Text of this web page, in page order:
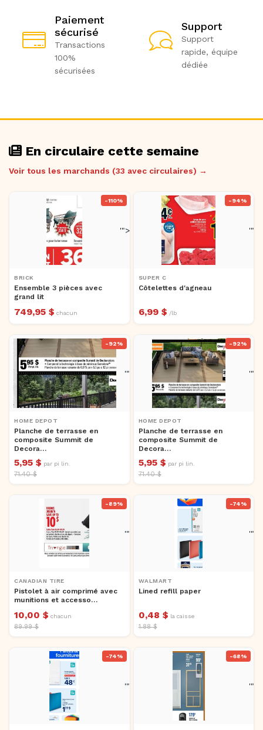
Paiement
sécurisé
Transactions
100%
sécurisées
Support
Support
rapide, équipe
dédiée
En circulaire cette semaine
Voir tous les marchands (33 avec circulaires) →
-110%
'">
BRICK
Ensemble 3 pièces avec
grand lit
749,95 $ chacun
-94%
'">
SUPER C
Côtelettes d'agneau
6,99 $ /lb
-92%
'">
HOME DEPOT
Planche de terrasse en
composite Summit de
Decora…
5,95 $ par pi lin.
71.40 $
-92%
'">
HOME DEPOT
Planche de terrasse en
composite Summit de
Decora…
5,95 $ par pi lin.
71.40 $
-89%
'">
CANADIAN TIRE
Pistolet à air comprimé avec
munitions et accesso…
10,00 $ chacun
89.99 $
-74%
'">
WALMART
Lined refill paper
0,48 $ la caisse
1.88 $
-74%
'">
-68%
'">